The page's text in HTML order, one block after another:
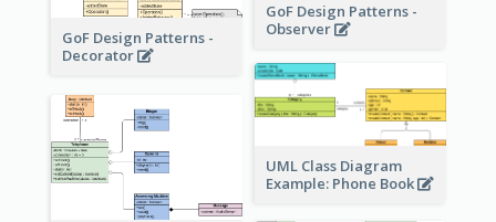
GoF Design Patterns -
Decorator
GoF Design Patterns -
Observer
UML Class Diagram
Example: Phone Book